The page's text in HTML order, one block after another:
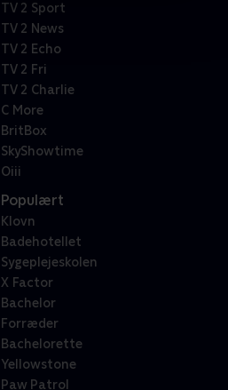
TV 2 Sport
TV 2 News
TV 2 Echo
TV 2 Fri
TV 2 Charlie
C More
BritBox
SkyShowtime
Oiii
Populært
Klovn
Badehotellet
Sygeplejeskolen
X Factor
Bachelor
Forræder
Bachelorette
Yellowstone
Paw Patrol